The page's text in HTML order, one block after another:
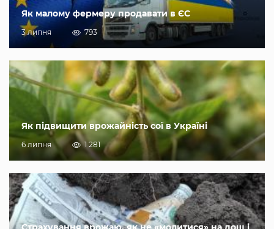
Як малому фермеру продавати в ЄС
3 липня 793
Як підвищити врожайність сої в Україні
6 липня 1 281